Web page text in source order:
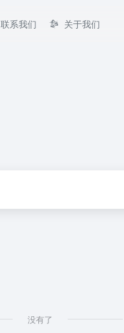
联系我们 关于我们
没有了